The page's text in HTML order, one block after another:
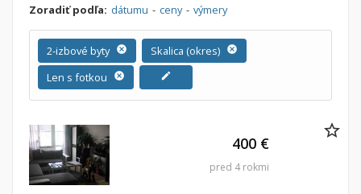
Zoradiť podľa: dátumu - ceny - výmery
2-izbové byty cancel Skalica (okres) cancel
Len s fotkou cancel edit
400 €
pred 4 rokmi